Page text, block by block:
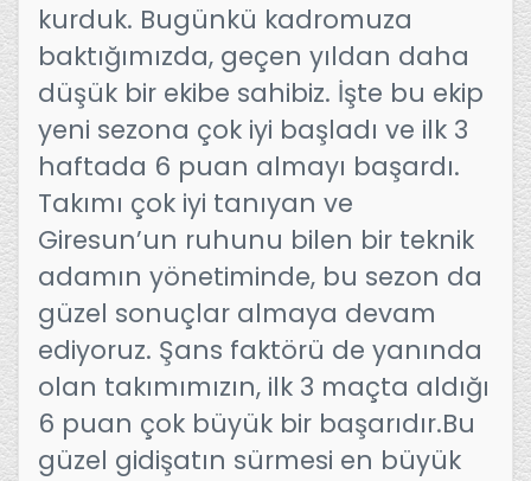
kurduk. Bugünkü kadromuza
baktığımızda, geçen yıldan daha
düşük bir ekibe sahibiz. İşte bu ekip
yeni sezona çok iyi başladı ve ilk 3
haftada 6 puan almayı başardı.
Takımı çok iyi tanıyan ve
Giresun’un ruhunu bilen bir teknik
adamın yönetiminde, bu sezon da
güzel sonuçlar almaya devam
ediyoruz. Şans faktörü de yanında
olan takımımızın, ilk 3 maçta aldığı
6 puan çok büyük bir başarıdır.Bu
güzel gidişatın sürmesi en büyük